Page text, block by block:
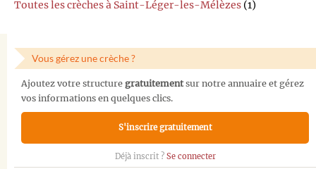
Toutes les crèches à Saint-Léger-les-Mélèzes (1)
Vous gérez une crèche ?
Ajoutez votre structure gratuitementsur notre annuaire et gérez
vos informations en quelques clics.
S'inscrire gratuitement
Déjà inscrit ? Se connecter